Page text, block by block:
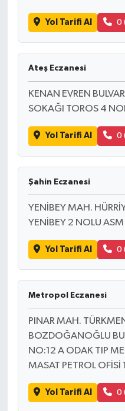
Yol Tarifi Al 0
Ateş Eczanesi
KENAN EVREN
SOKAĞI TOROS 4
Yol Tarifi Al 0
Şahin Eczanesi
YENİBEY MAH.
YENİBEY 2 NOLU ASM
Yol Tarifi Al 0
Metropol Eczanesi
PINAR MAH.
BOZDOĞANOĞLU
NO:12 A ODAK TIP
MASAT PETROL OFİSİ
Yol Tarifi Al 0